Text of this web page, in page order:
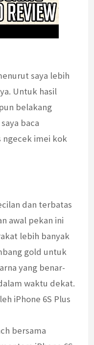
saya lebih
Untuk hasil
belakang
baca
ngecek imei kok
dan terbatas
awal pekan ini
lebih banyak
gold untuk
yang benar-
waktu dekat.
iPhone 6S Plus
bersama